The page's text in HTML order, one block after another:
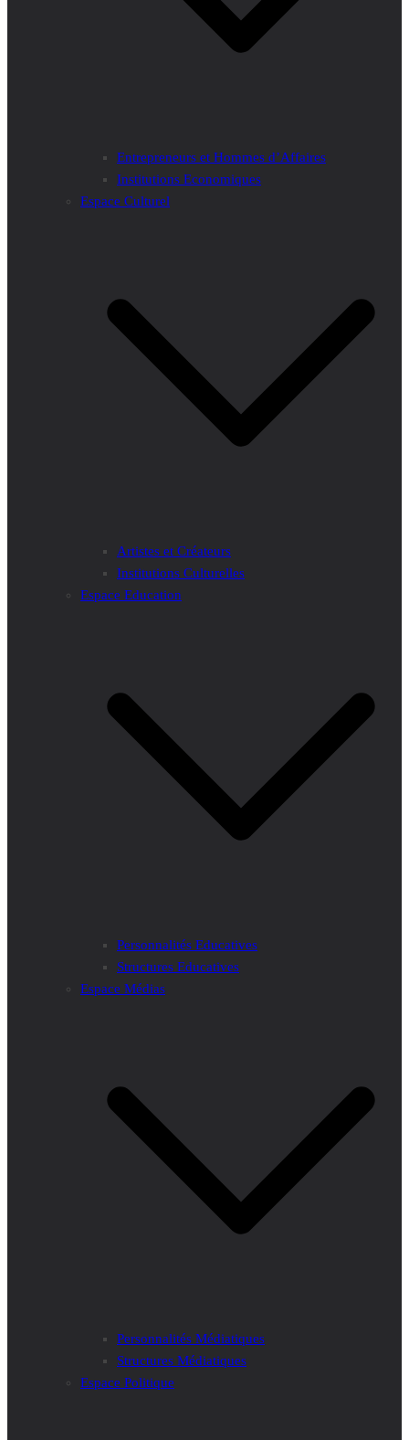
Entrepreneurs et Hommes d’Affaires
Institutions Economiques
Espace Culturel
Artistes et Créateurs
Institutions Culturelles
Espace Education
Personnalités Educatives
Structures Educatives
Espace Médias
Personnalités Médiatiques
Structures Médiatiques
Espace Politique